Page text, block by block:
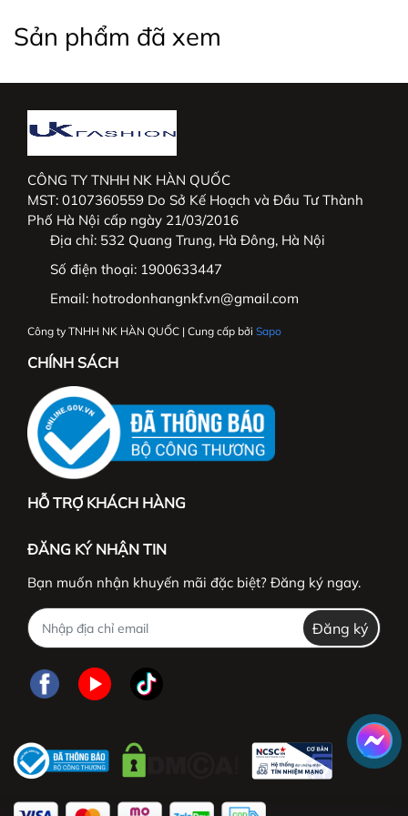
#thoitrangnu #UKFashion #somicongso #aosomi
#somingantay #somicongso #aococtaynu
#somicoctay #sominutrang #sominungantay
#sominucongso #aosomivaihanquoc
#aosomicaocap #aomoi #aosomink #sominugiare
#sominuhanquoc #somitayngan #somiunisex
#somibasic #aosomi #somikieu #somigiare
#somicoctaynu #somidep #sominudep
#somitayngan #somitrang #somiformrong
Sản phẩm đã xem
CÔNG TY TNHH NK HÀN QUỐC
MST: 0107360559 Do Sở Kế Hoạch và Đầu Tư Thành
Phố Hà Nội cấp ngày 21/03/2016
Địa chỉ: 532 Quang Trung, Hà Đông, Hà Nội
Số điện thoại: 1900633447
Email: hotrodonhangnkf.vn@gmail.com
Công ty TNHH NK HÀN QUỐC | Cung cấp bởi Sapo
CHÍNH SÁCH
HỖ TRỢ KHÁCH HÀNG
ĐĂNG KÝ NHẬN TIN
Bạn muốn nhận khuyến mãi đặc biệt? Đăng ký ngay.
Đăng ký